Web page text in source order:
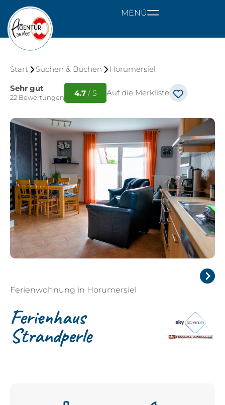
MENÜ
Start Suchen & Buchen Horumersiel
4.7 / 5
Sehr gut
22 Bewertungen Auf die Merkliste
Ferienwohnung in Horumersiel
Ferienhaus
Strandperle